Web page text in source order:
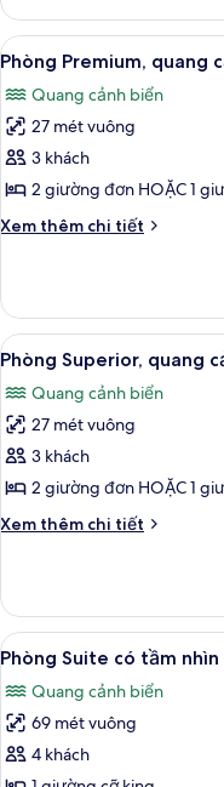
Phòng
Suite
Junior
Xem
tất
cả
ảnh
Phòng
Premium,
quang
cảnh
8
Phòng Premium, quang
Quang cảnh biển
27 mét vuông
3 khách
2 giường đơn HOẶC 1
Xem thêm chi tiết
Chi
Phòng
Premium,
quang
biển
Xem
tất
cả
ảnh
Phòng
Superior,
quang
cảnh
9
Phòng Superior, quang
Quang cảnh biển
27 mét vuông
3 khách
2 giường đơn HOẶC 1
Xem thêm chi tiết
Chi
Phòng
Superior,
quang
biển
Xem
tất
cả
ảnh
Phòng
12
Phòng Suite có tầm
Quang cảnh biển
69 mét vuông
4 khách